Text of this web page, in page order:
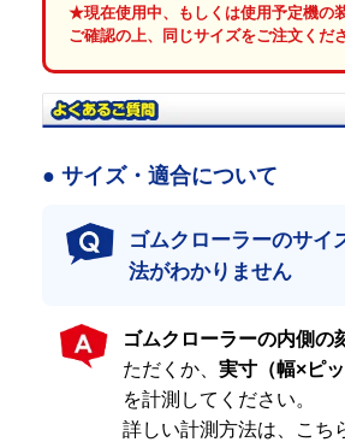
厳しい品質管理の徹底
当店のゴムクローラーは、国内トップクラ
て、品質と生産において厳格な管理体制
です。
1本ずつプロの目で厳しく検品し、合格し
です。
全国のプロ現場での確かな実
日本全国の建設・土木会社様、大手リース
機ディーラー様に採用されている、信頼の
低価格のみを追求し、品質に目をつぶった
ありません。
しかしながら、高品質と低コストの両方を
は、その商品を絶対に受け入れません。
それは１度購入し、使用すると、すぐに結
★現在使用中、もしくは使用予定機の
ご確認の上、同じサイズをご注文くださ
● サイズ・適合について
ゴムクローラーのサイ
法がわかりません
ゴムクローラーの内側の
ただくか、 実寸（幅×ピ
を計測してください。
詳しい計測方法は、こち